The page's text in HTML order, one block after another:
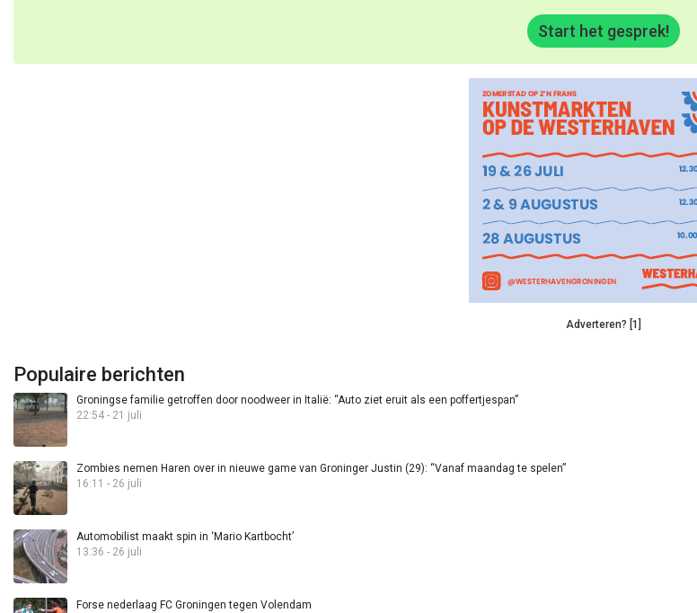
Start het gesprek!
Adverteren? [1]
Populaire berichten
Groningse familie getroffen door noodweer in Italië: “Auto ziet eruit als een poffertjespan”
22:54 - 21 juli
Zombies nemen Haren over in nieuwe game van Groninger Justin (29): “Vanaf maandag te spelen”
16:11 - 26 juli
Automobilist maakt spin in ‘Mario Kartbocht’
13:36 - 26 juli
Forse nederlaag FC Groningen tegen Volendam